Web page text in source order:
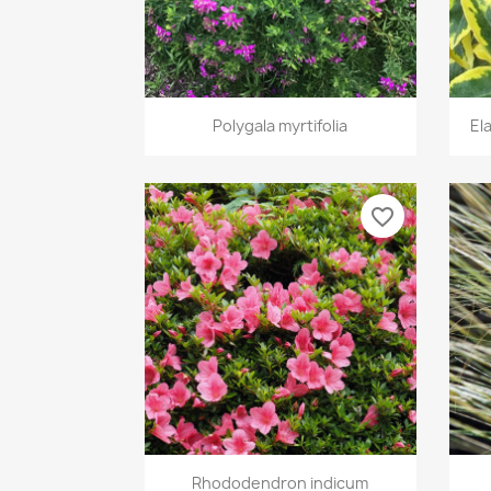
Vorschau
Polygala myrtifolia
Vorschau
Rhododendron indicum
favorite_border